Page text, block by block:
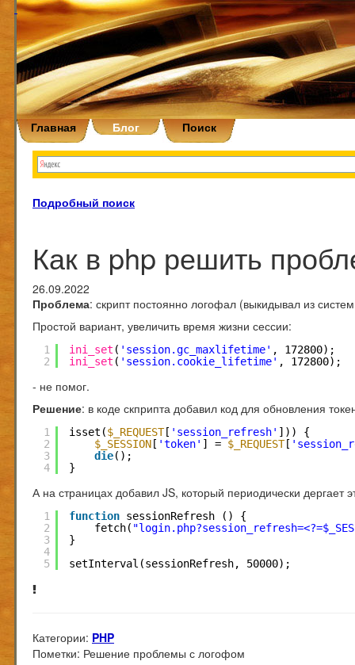
Главная Блог Поиск
Подробный поиск
Как в php решить
26.09.2022
Проблема: скрипт постоянно логофал (выкидывал из
Простой вариант, увеличить время жизни сессии:
1
2
ini_set ( 'session.gc_maxlifetime' , 172800);
ini_set ( 'session.cookie_lifetime' , 172800);
- не помог.
Решение: в коде скприпта добавил код для обновления
1
2
3
4
isset($_REQUEST[ 'session_refresh' ])) {
$_SESSION [ 'token' ] = $_REQUEST[
die();
}
А на страницах добавил JS, который периодически дергает
1
2
3
4
5
function sessionRefresh () {
fetch(
}
setInterval(sessionRefresh, 50000);
Категории: PHP
Пометки: Решение проблемы с логофом